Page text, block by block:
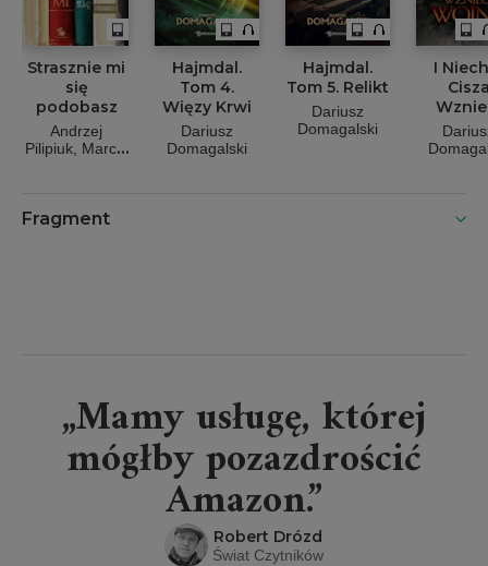
Strasznie mi
się
podobasz
Andrzej
Pilipiuk Marcin
Przechrzta
Hajmdal.
Tom 4.
Więzy Krwi
Dariusz
Domagalski
Hajmdal.
Tom 5. Relikt
Dariusz
Domagalski
I
Fragment
„Mamy usługę, której
mógłby pozazdrościć
Amazon.”
Robert Drózd
Świat Czytników